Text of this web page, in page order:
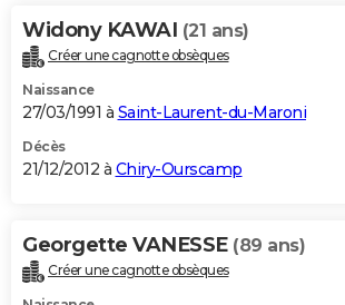
Widony KAWAI (21 ans)
Créer une cagnotte obsèques
Naissance
27/03/1991 à Saint-Laurent-du-Maroni
Décès
21/12/2012 à Chiry-Ourscamp
Georgette VANESSE (89 ans)
Créer une cagnotte obsèques